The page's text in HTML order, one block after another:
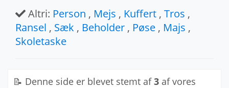
Altri: Person , Mejs , Kuffert , Tros ,
Ransel , Sæk , Beholder , Pøse , Majs ,
Skoletaske
📝 Denne side er blevet stemt af3 af vores